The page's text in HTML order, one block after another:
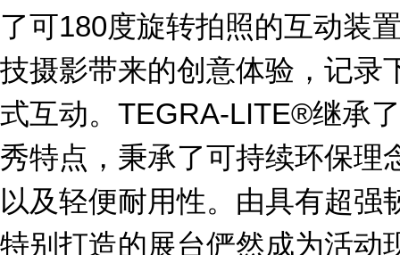
了可180度旋转拍照的互动装
技摄影带来的创意体验，记录
式互动。TEGRA-LITE®继承
秀特点，秉承了可持续环保理
以及轻便耐用性。由具有超强
特别打造的展台俨然成为活动